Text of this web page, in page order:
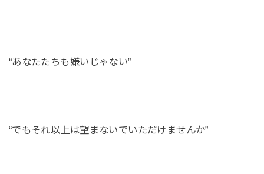
“あなたたちも嫌いじゃない”
“でもそれ以上は望まないでいただけませんか”